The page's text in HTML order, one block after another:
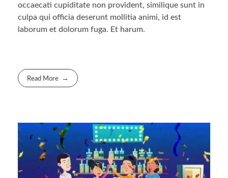
occaecati cupiditate non provident, similique sunt in
culpa qui officia deserunt mollitia animi, id est
laborum et dolorum fuga. Et harum.
Read More